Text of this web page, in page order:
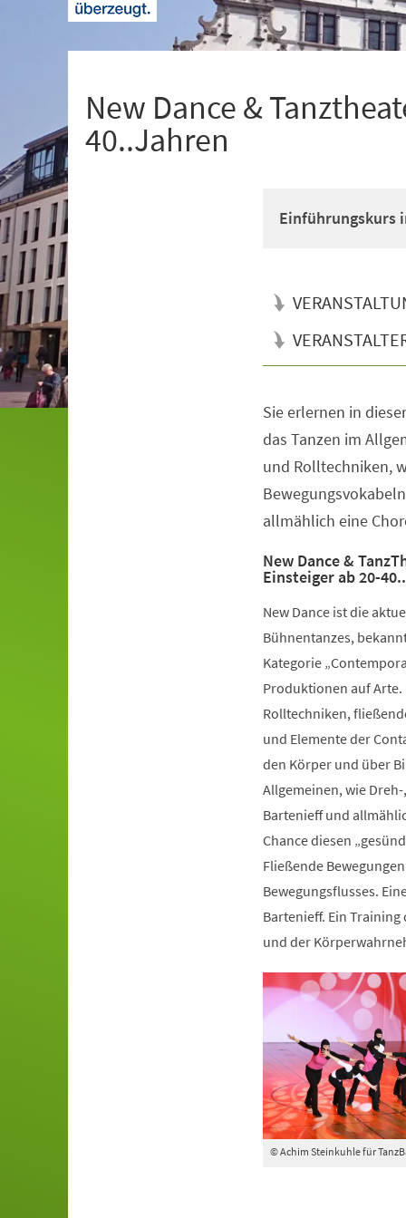
New Dance &
40..Jahren
Einführungskurs
Sie erlernen in
das Tanzen im
und Rolltechniken,
allmählich eine
New Dance &
Einsteiger ab 20-
New Dance ist die
Bühnentanzes,
Kategorie
Produktionen auf Arte.
Rolltechniken,
und Elemente der
den Körper und über
Allgemeinen, wie
Bartenieff und
Chance diesen
Fließende
Bewegungsflusses.
Bartenieff. Ein
und der
© Achim Steinkuhle für